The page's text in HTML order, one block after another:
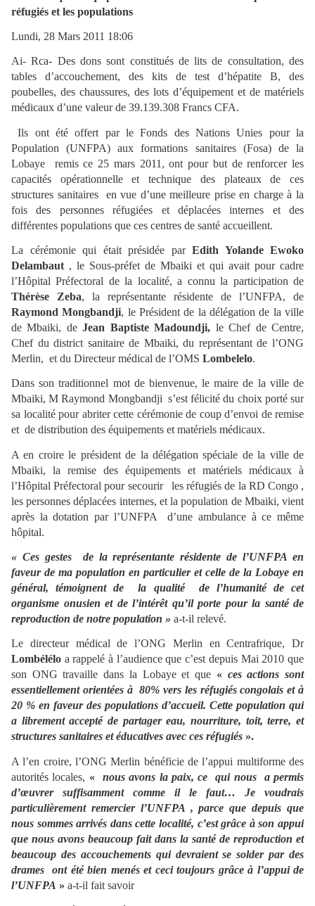
réfugiés et les populations
Lundi, 28 Mars 2011 18:06
Ai- Rca- Des dons sont constitués de lits de consultation, des
tables d’accouchement, des kits de test d’hépatite B, des
poubelles, des chaussures, des lots d’équipement et de matériels
médicaux d’une valeur de 39.139.308 Francs CFA.
Ils ont été offert par le Fonds des Nations Unies pour la
Population (UNFPA) aux formations sanitaires (Fosa) de la
Lobaye remis ce 25 mars 2011, ont pour but de renforcer les
capacités opérationnelle et technique des plateaux de ces
structures sanitaires en vue d’une meilleure prise en charge à la
fois des personnes réfugiées et déplacées internes et des
différentes populations que ces centres de santé accueillent.
La cérémonie qui était présidée par Edith Yolande Ewoko
Delambaut , le Sous-préfet de Mbaiki et qui avait pour cadre
l’Hôpital Préfectoral de la localité, a connu la participation de
Thérèse Zeba, la représentante résidente de l’UNFPA, de
Raymond Mongbandji, le Président de la délégation de la ville
de Mbaiki, deJean Baptiste Madoundji, le Chef de Centre,
Chef du district sanitaire de Mbaiki, du représentant de l’ONG
Merlin, et du Directeur médical de l’OMS Lombelelo.
Dans son traditionnel mot de bienvenue, le maire de la ville de
Mbaiki, M Raymond Mongbandji s’est félicité du choix porté sur
sa localité pour abriter cette cérémonie de coup d’envoi de remise
et de distribution des équipements et matériels médicaux.
A en croire le président de la délégation spéciale de la ville de
Mbaiki, la remise des équipements et matériels médicaux à
l’Hôpital Préfectoral pour secourir les réfugiés de la RD Congo ,
les personnes déplacées internes, et la population de Mbaiki, vient
après la dotation par l’UNFPA d’une ambulance à ce même
hôpital.
« Ces gestes de la représentante résidente de l’UNFPA en
faveur de ma population en particulier et celle de la Lobaye en
général, témoignent de la qualité de l’humanité de cet
organisme onusien et de l’intérêt qu’il porte pour la santé de
reproduction de notre population » a-t-il relevé.
Le directeur médical de l’ONG Merlin en Centrafrique, Dr
Lombélélo a rappelé à l’audience que c’est depuis Mai 2010 que
son ONG travaille dans la Lobaye et que « ces actions sont
essentiellement orientées à 80% vers les réfugiés congolais et à
20 % en faveur des populations d’accueil. Cette population qui
a librement accepté de partager eau, nourriture, toit, terre, et
structures sanitaires et éducatives avec ces réfugiés ».
A l’en croire, l’ONG Merlin bénéficie de l’appui multiforme des
autorités locales, « nous avons la paix, ce qui nous a permis
d’œuvrer suffisamment comme il le faut… Je voudrais
particulièrement remercier l’UNFPA , parce que depuis que
nous sommes arrivés dans cette localité, c’est grâce à son appui
que nous avons beaucoup fait dans la santé de reproduction et
beaucoup des accouchements qui devraient se solder par des
drames ont été bien menés et ceci toujours grâce à l’appui de
l’UNFPA » a-t-il fait savoir